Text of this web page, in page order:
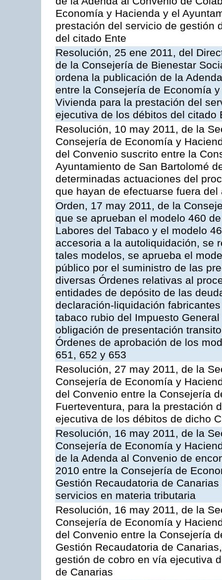
Economía y Hacienda y el
prestación del servicio de gestión
del citado Ente
Resolución, 25 ene 2011, del
de la Consejería de Bienestar
ordena la publicación de la
entre la Consejería de Economía
Vivienda para la prestación del
ejecutiva de los débitos del citado
Resolución, 10 may 2011, de la
Consejería de Economía y
del Convenio suscrito entre la
Ayuntamiento de San Bartolomé
determinadas actuaciones del
que hayan de efectuarse fuera
Orden, 17 may 2011, de la
que se aprueban el modelo 460
Labores del Tabaco y el modelo
accesoria a la autoliquidación, se
tales modelos, se aprueba el
público por el suministro de las
diversas Órdenes relativas al
entidades de depósito de las
declaración-liquidación
tabaco rubio del Impuesto
obligación de presentación
Órdenes de aprobación de los
651, 652 y 653
Resolución, 27 may 2011, de la
Consejería de Economía y
del Convenio entre la Consejería
Fuerteventura, para la prestación
ejecutiva de los débitos de dicho
Resolución, 16 may 2011, de la
Consejería de Economía y
de la Adenda al Convenio de
2010 entre la Consejería de
Gestión Recaudatoria de
servicios en materia tributaria
Resolución, 16 may 2011, de la
Consejería de Economía y
del Convenio entre la Consejería
Gestión Recaudatoria de
gestión de cobro en vía ejecutiva
de Canarias